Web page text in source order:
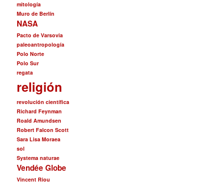
mitología
Muro de Berlín
NASA
Pacto de Varsovia
paleoantropología
Polo Norte
Polo Sur
regata
religión
revolución científica
Richard Feynman
Roald Amundsen
Robert Falcon Scott
Sara Lisa Moraea
sol
Systema naturae
Vendée Globe
Vincent Riou